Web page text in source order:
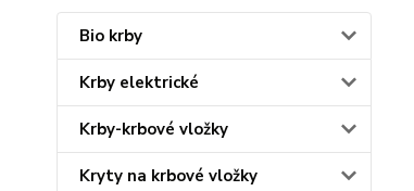
Bio krby
Krby elektrické
Krby-krbové vložky
Kryty na krbové vložky